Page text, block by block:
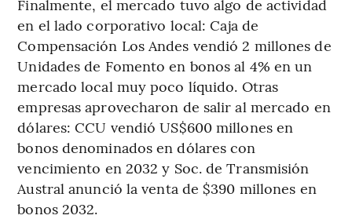
Finalmente, el mercado tuvo algo de actividad
en el lado corporativo local: Caja de
Compensación Los Andes vendió 2 millones de
Unidades de Fomento en bonos al 4% en un
mercado local muy poco líquido. Otras
empresas aprovecharon de salir al mercado en
dólares: CCU vendió US$600 millones en
bonos denominados en dólares con
vencimiento en 2032 y Soc. de Transmisión
Austral anunció la venta de $390 millones en
bonos 2032.